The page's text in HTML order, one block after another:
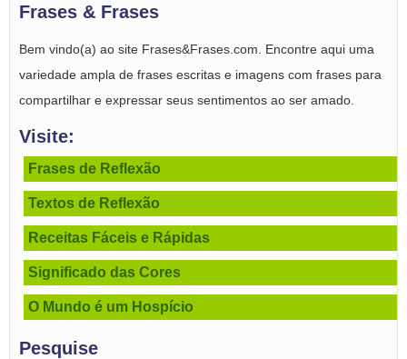
Frases & Frases
Bem vindo(a) ao site Frases&Frases.com. Encontre aqui uma
variedade ampla de frases escritas e imagens com frases para
compartilhar e expressar seus sentimentos ao ser amado.
Visite:
Frases de Reflexão
Textos de Reflexão
Receitas Fáceis e Rápidas
Significado das Cores
O Mundo é um Hospício
Pesquise